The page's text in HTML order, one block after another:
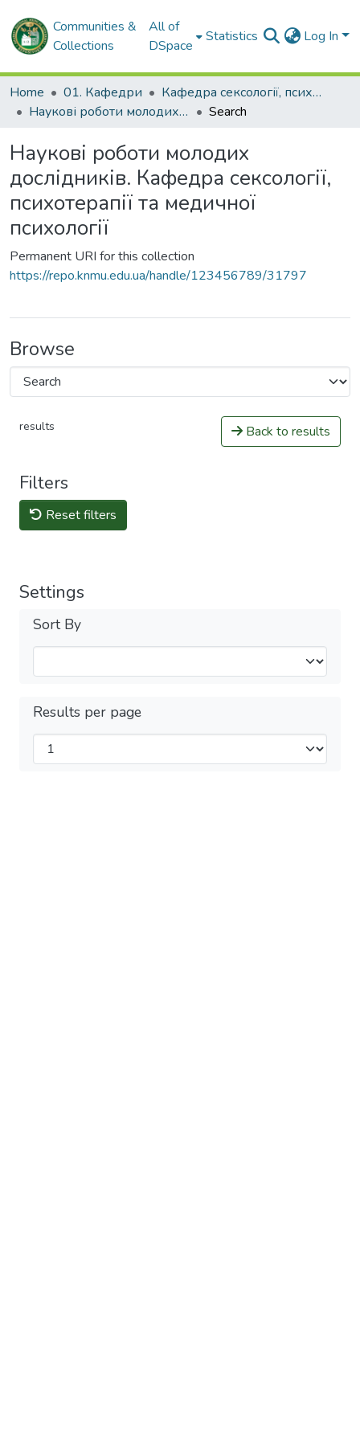
Communities &
Collections
All of
DSpace
Statistics Log In
Home 01. Кафедри
Кафедра сексології, психотерапії та медичної психології
Наукові роботи молодих дослідників. Кафедра сексології, психотерапії та медичної психології
Search
Наукові роботи молодих
дослідників. Кафедра сексології,
психотерапії та медичної
психології
Permanent URI for this collection
https://repo.knmu.edu.ua/handle/123456789/31797
Browse
results Back to results
Filters
Reset filters
Settings
Sort By
Results per page